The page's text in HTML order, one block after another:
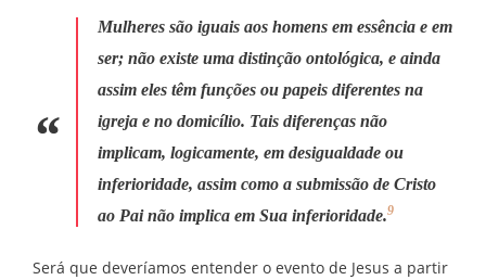
Mulheres são iguais aos homens em essência e em
ser; não existe uma distinção ontológica, e ainda
assim eles têm funções ou papeis diferentes na
igreja e no domicílio. Tais diferenças não
implicam, logicamente, em desigualdade ou
inferioridade, assim como a submissão de Cristo
ao Pai não implica em Sua inferioridade.9
Será que deveríamos entender o evento de Jesus a partir